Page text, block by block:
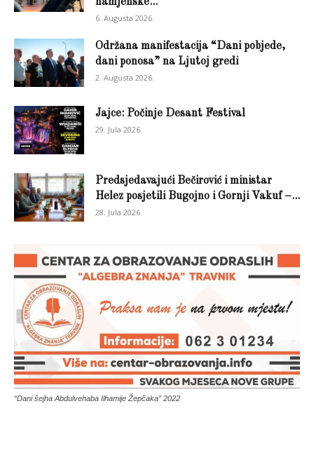
namjenske...
6. Augusta 2026.
Održana manifestacija “Dani pobjede,
dani ponosa” na Ljutoj gredi
2. Augusta 2026.
Jajce: Počinje Desant Festival
29. Jula 2026.
Predsjedavajući Bečirović i ministar
Helez posjetili Bugojno i Gornji Vakuf –...
28. Jula 2026.
“Dani šejha Abdulvehaba Ilhamije Žepčaka” 2022